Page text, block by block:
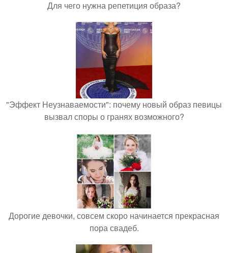
Для чего нужна репетиция образа?
"Эффект Неузнаваемости": почему новый образ певицы
вызвал споры о гранях возможного?
Дорогие девочки, совсем скоро начинается прекрасная
пора свадеб.